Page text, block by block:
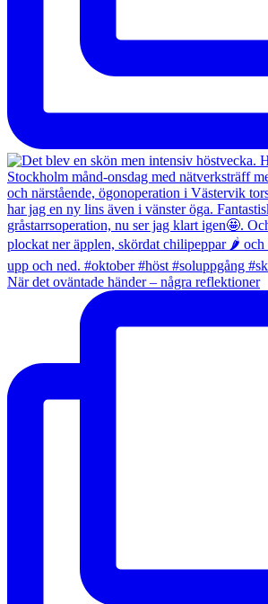
När det oväntade händer – några reflektioner